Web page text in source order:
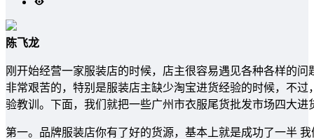
陈飞龙
刚开始经营一家服装店的时候，店主很容易遇见各种各样的
非常艰苦的，特别是服装店主缺少淘宝进货经验的时候，不
验教训。下面，我们就把一些广州市衣服尾货批发市场四大
第一。品牌服装店你有了好的货源，基本上就是成功了一半